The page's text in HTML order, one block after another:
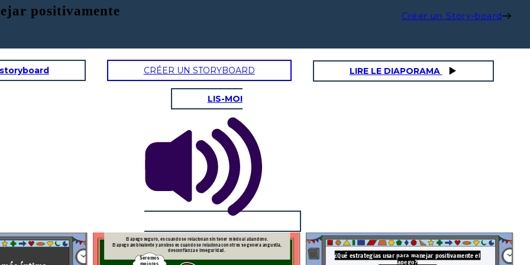
positivamente
Créer un Story-board
y un distanciamiento
contacto.
y
y con mala
El apego seguro lleva a una
vida adulta independiente, sin
prescindir de sus relaciones
interpersonales y los vínculos
afectivos.
¿Qué estrategias usar para manejar positivamente el
CRÉER UN STORYBOARD LIRE LE DIAPORAMA
LIS-MOI
El apego seguro, es cuando se relacionan sin tener miedo al abandono.
El apego ambivalente y ansioso es cuando se relaciona con otros se genera angustia,
desconfianza e inseguridad.
¿Qué estrategias usar para manejar positivamente el
apego?
Seremos
mejores